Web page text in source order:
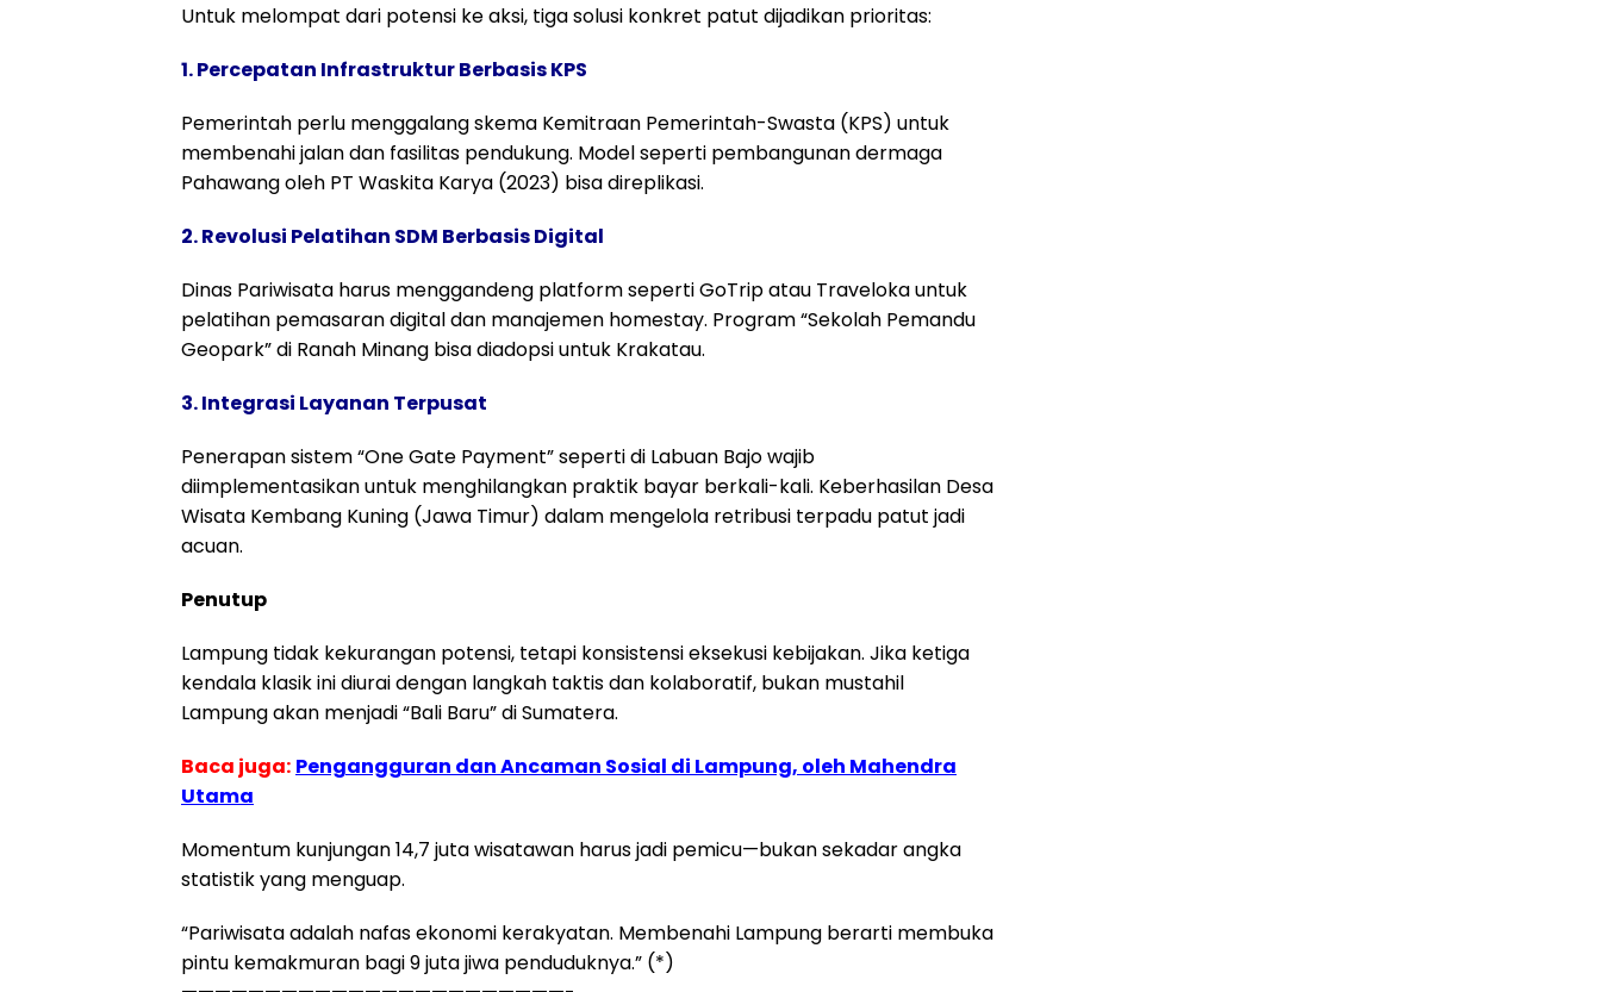
Untuk melompat dari potensi ke aksi, tiga solusi konkret patut dijadikan prioritas:
1. Percepatan Infrastruktur Berbasis KPS
Pemerintah perlu menggalang skema Kemitraan Pemerintah-Swasta (KPS) untuk
membenahi jalan dan fasilitas pendukung. Model seperti pembangunan dermaga
Pahawang oleh PT Waskita Karya (2023) bisa direplikasi.
2. Revolusi Pelatihan SDM Berbasis Digital
Dinas Pariwisata harus menggandeng platform seperti GoTrip atau Traveloka untuk
pelatihan pemasaran digital dan manajemen homestay. Program “Sekolah Pemandu
Geopark” di Ranah Minang bisa diadopsi untuk Krakatau.
3. Integrasi Layanan Terpusat
Penerapan sistem “One Gate Payment” seperti di Labuan Bajo wajib
diimplementasikan untuk menghilangkan praktik bayar berkali-kali. Keberhasilan Desa
Wisata Kembang Kuning (Jawa Timur) dalam mengelola retribusi terpadu patut jadi
acuan.
Penutup
Lampung tidak kekurangan potensi, tetapi konsistensi eksekusi kebijakan. Jika ketiga
kendala klasik ini diurai dengan langkah taktis dan kolaboratif, bukan mustahil
Lampung akan menjadi “Bali Baru” di Sumatera.
Baca juga: Pengangguran dan Ancaman Sosial di Lampung, oleh Mahendra
Utama
Momentum kunjungan 14,7 juta wisatawan harus jadi pemicu—bukan sekadar angka
statistik yang menguap.
“Pariwisata adalah nafas ekonomi kerakyatan. Membenahi Lampung berarti membuka
pintu kemakmuran bagi 9 juta jiwa penduduknya.” (*)